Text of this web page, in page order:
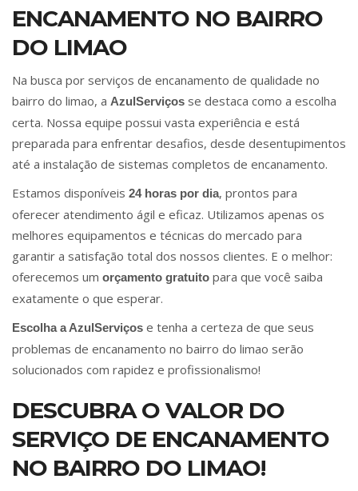
ENCANAMENTO NO BAIRRO
DO LIMAO
Na busca por serviços de encanamento de qualidade no
bairro do limao, a AzulServiços se destaca como a escolha
certa. Nossa equipe possui vasta experiência e está
preparada para enfrentar desafios, desde desentupimentos
até a instalação de sistemas completos de encanamento.
Estamos disponíveis 24 horas por dia, prontos para
oferecer atendimento ágil e eficaz. Utilizamos apenas os
melhores equipamentos e técnicas do mercado para
garantir a satisfação total dos nossos clientes. E o melhor:
oferecemos um orçamento gratuito para que você saiba
exatamente o que esperar.
Escolha a AzulServiços e tenha a certeza de que seus
problemas de encanamento no bairro do limao serão
solucionados com rapidez e profissionalismo!
DESCUBRA O VALOR DO
SERVIÇO DE ENCANAMENTO
NO BAIRRO DO LIMAO!